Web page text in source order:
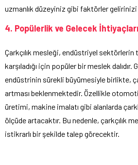
uzmanlık düzeyiniz gibi faktörler
4. Popülerlik ve Gelecek
Çarkçılık mesleği, endüstriyel sektörlerin
karşıladığı için popüler bir meslek
endüstrinin sürekli büyümesiyle birlikte,
artması beklenmektedir. Özellikle
üretimi, makine imalatı gibi alanlarda
ölçüde artacaktır. Bu nedenle, çarkçılık
istikrarlı bir şekilde talep görecektir.